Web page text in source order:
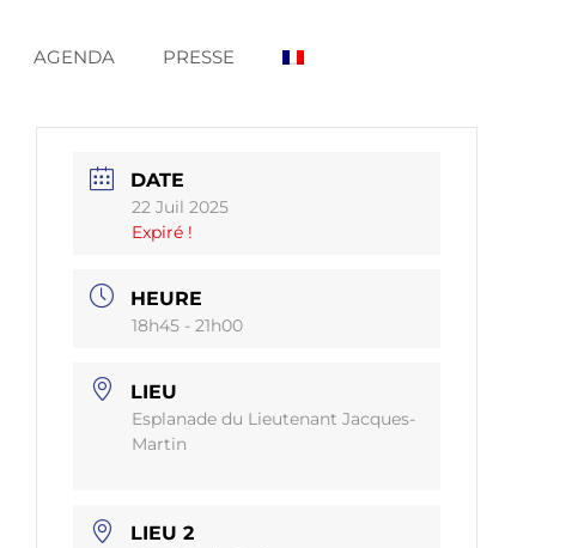
AGENDA PRESSE
DATE
22 Juil 2025
Expiré !
HEURE
18h45 - 21h00
LIEU
Esplanade du Lieutenant Jacques-
Martin
LIEU 2